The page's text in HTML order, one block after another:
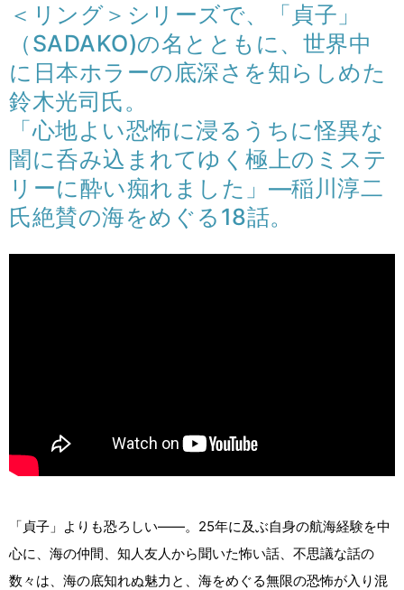
＜リング＞シリーズで、「貞子」
（SADAKO)の名とともに、世界中
に日本ホラーの底深さを知らしめた
鈴木光司氏。
「心地よい恐怖に浸るうちに怪異な
闇に呑み込まれてゆく極上のミステ
リーに酔い痴れました」―稲川淳二
氏絶賛の海をめぐる18話。
「貞子」よりも恐ろしい――。25年に及ぶ自身の航海経験を中
心に、海の仲間、知人友人から聞いた怖い話、不思議な話の
数々は、海の底知れぬ魅力と、海をめぐる無限の恐怖が入り混